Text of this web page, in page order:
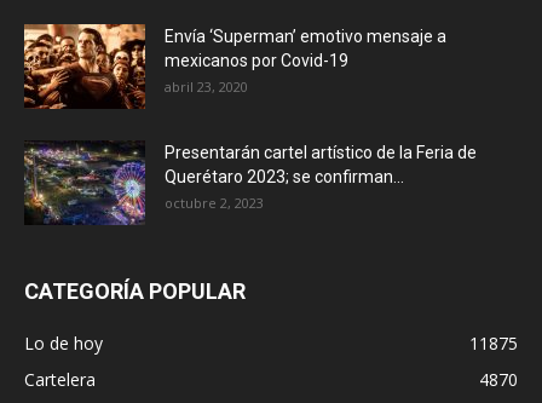
Envía ‘Superman’ emotivo mensaje a
mexicanos por Covid-19
abril 23, 2020
Presentarán cartel artístico de la Feria de
Querétaro 2023; se confirman...
octubre 2, 2023
CATEGORÍA POPULAR
Lo de hoy
11875
Cartelera
4870